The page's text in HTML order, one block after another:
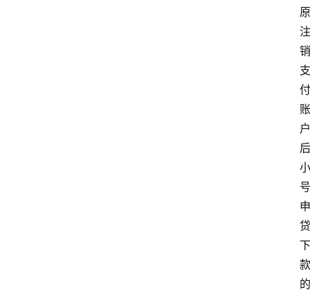
原
注
销
支
付
账
户
后
小
号
申
贷
下
款
的